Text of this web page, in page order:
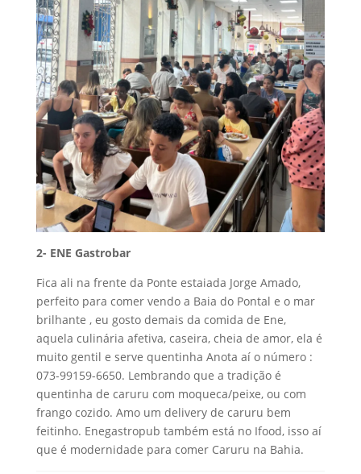
2- ENE Gastrobar
Fica ali na frente da Ponte estaiada Jorge Amado,
perfeito para comer vendo a Baia do Pontal e o mar
brilhante , eu gosto demais da comida de Ene,
aquela culinária afetiva, caseira, cheia de amor, ela é
muito gentil e serve quentinha Anota aí o número :
073-99159-6650. Lembrando que a tradição é
quentinha de caruru com moqueca/peixe, ou com
frango cozido. Amo um delivery de caruru bem
feitinho. Enegastropub também está no Ifood, isso aí
que é modernidade para comer Caruru na Bahia.